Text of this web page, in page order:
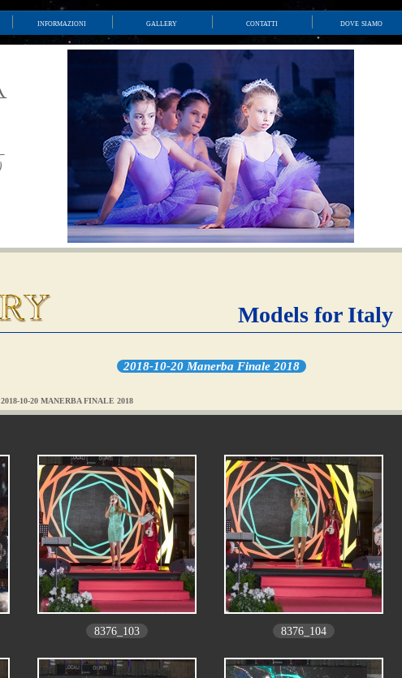
informazioni gallery contatti dove siamo
Models for Italy
2018-10-20 Manerba Finale 2018
2018-10-20 MANERBA FINALE 2018
8376_103 8376_104